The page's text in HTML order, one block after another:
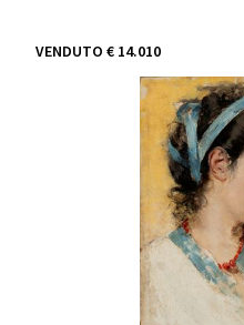
VENDUTO € 14.010